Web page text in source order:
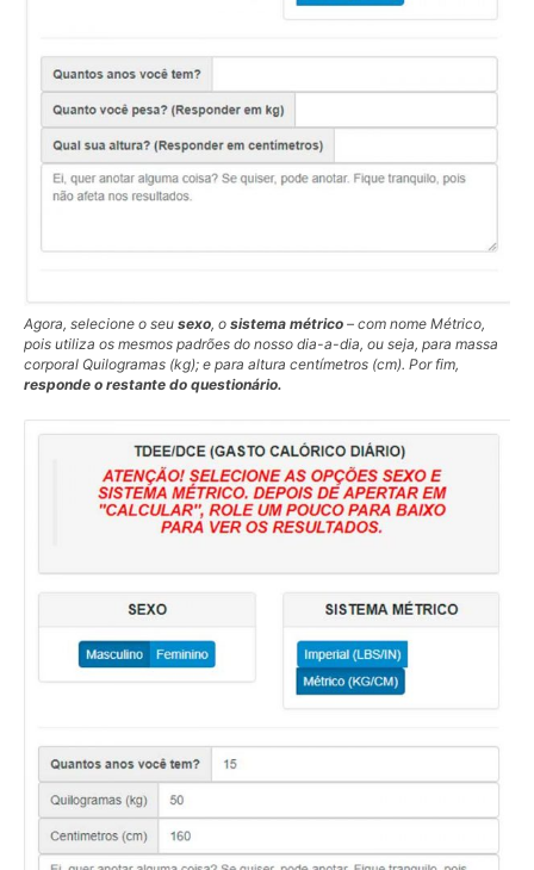
Agora, selecione o seu sexo, o sistema métrico – com nome Métrico,
pois utiliza os mesmos padrões do nosso dia-a-dia, ou seja, para massa
corporal Quilogramas (kg); e para altura centímetros (cm). Por fim,
responde o restante do questionário.